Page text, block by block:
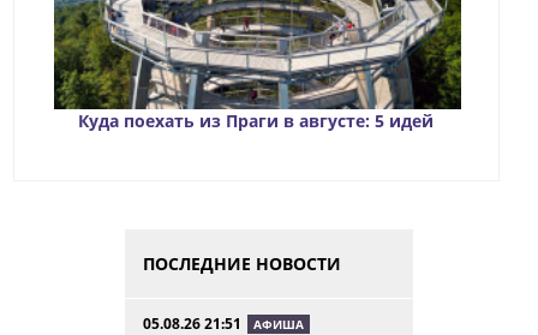
Куда поехать из Праги в августе: 5 идей
ПОСЛЕДНИЕ НОВОСТИ
05.08.26 21:51 АФИША